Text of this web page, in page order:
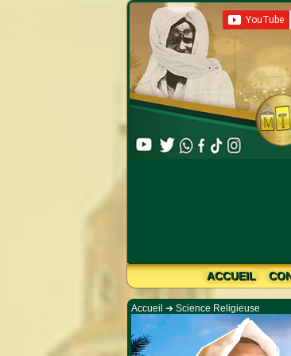
ACCUEIL
Accueil ➔ Science Religieuse